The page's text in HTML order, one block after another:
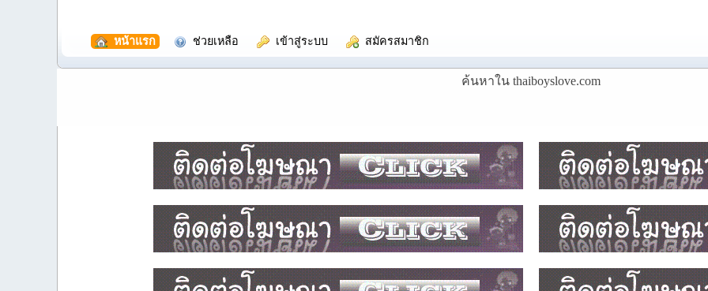
หน้าแรก ช่วยเหลือ เข้าสู่ระบบ สมัครสมาชิก
ค้นหาใน thaiboyslove.com